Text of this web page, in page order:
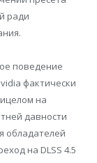
ради
поведение
фактически
на
давности
обладателей
на DLSS 4.5